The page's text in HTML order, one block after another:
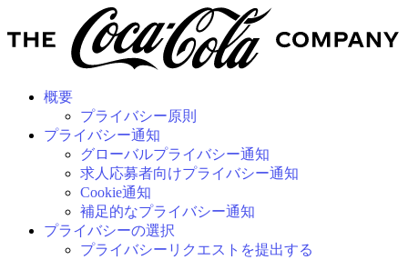
概要
プライバシー原則
プライバシー通知
グローバルプライバシー通知
求人応募者向けプライバシー通知
Cookie通知
補足的なプライバシー通知
プライバシーの選択
プライバシーリクエストを提出する